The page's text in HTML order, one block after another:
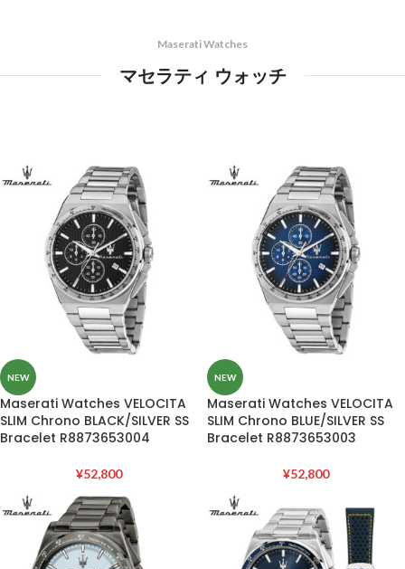
Maserati Watches
マセラティ ウォッチ
NEW
Maserati Watches VELOCITA
SLIM Chrono BLACK/SILVER SS
Bracelet R8873653004
¥52,800
NEW
Maserati Watches VELOCITA
SLIM Chrono BLUE/SILVER SS
Bracelet R8873653003
¥52,800